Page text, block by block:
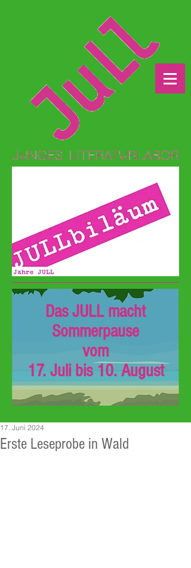
Das JULL macht
Sommerpause
vom
17. Juli bis 10. August
Erste Leseprobe in Wald
17. Juni 2024